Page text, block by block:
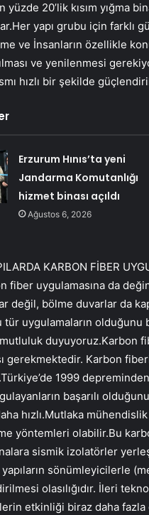
yüzde 20’lik kısım yığma
yapı grubu için farklı
ve İnsanların özellikle
ve yenilenmesi
hızlı bir şekilde
Erzurum Hınıs’ta yeni
Jandarma Komutanlığı
hizmet binası açıldı
Ağustos 6, 2026
KARBON FİBER
fiber uygulamasına da
değil, bölme duvarlar da
tür uygulamaların
duyuyoruz.Karbon
gerekmektedir. Karbon
1999
başarılı
hızlı.Mutlaka
yöntemleri olabilir.Bu
sismik izolatörler
yapıların sönümleyicilerle
olasılığıdır. İleri
etkinliği biraz daha